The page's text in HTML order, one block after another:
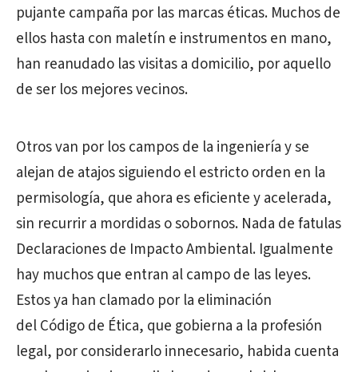
pujante campaña por las marcas éticas. Muchos de
ellos hasta con maletín e instrumentos en mano,
han reanudado las visitas a domicilio, por aquello
de ser los mejores vecinos.
Otros van por los campos de la ingeniería y se
alejan de atajos siguiendo el estricto orden en la
permisología, que ahora es eficiente y acelerada,
sin recurrir a mordidas o sobornos. Nada de fatulas
Declaraciones de Impacto Ambiental. Igualmente
hay muchos que entran al campo de las leyes.
Estos ya han clamado por la eliminación
del Código de Ética, que gobierna a la profesión
legal, por considerarlo innecesario, habida cuenta